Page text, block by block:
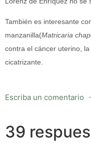
También es interesante
manzanilla(Matricaria
contra el cáncer uterino,
cicatrizante.
Escriba un comentario
39